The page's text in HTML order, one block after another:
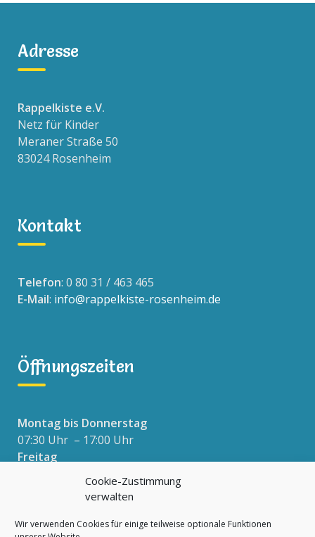
Cookie-Zustimmung
verwalten
Wir verwenden Cookies für einige teilweise optionale Funktionen
Adresse
Rappelkiste e.V.
Netz für Kinder
Meraner Straße 50
83024 Rosenheim
Kontakt
Telefon: 0 80 31 / 463 465
E-Mail: info@rappelkiste-rosenheim.de
Öffnungszeiten
Montag bis Donnerstag
07:30 Uhr – 17:00 Uhr
Freitag
07:30 Uhr – 16:00 Uhr
Datenschutzerklärung